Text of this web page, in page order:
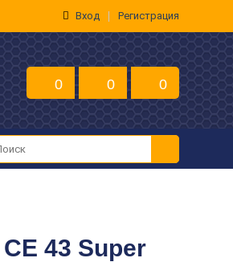
Вход Регистрация
0 0 0
43 Super